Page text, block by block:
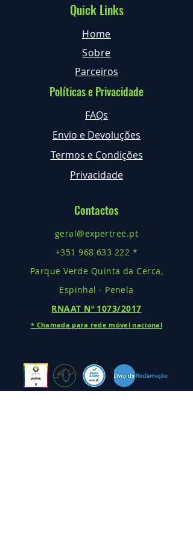
Quick Links
Home
Sobre
Parceiros
Políticas e Privacidade
FAQs
Envio e Devoluções
Termos e Condições
Privacidade
Contactos
geral@expertree.pt
+351 968 633 222 *
Parque Verde Quinta da Cerca,
Espinhal - Penela
RNAAT Nº 1073/2017
* Chamadapara rede móvel nacional